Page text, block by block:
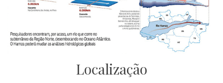
Localização